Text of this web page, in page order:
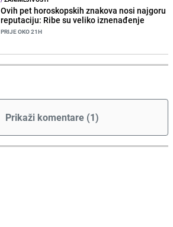
Ovih pet horoskopskih znakova nosi najgoru
reputaciju: Ribe su veliko iznenađenje
PRIJE OKO 21H
Prikaži komentare (1)